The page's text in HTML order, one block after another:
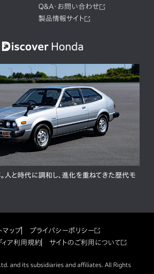
Q&A・お問い合わせ
製品情報サイト
人と時代に調和し、進化を重ねてきた歴代モ
マップ
プライバシーポリシー
ィア利用規約
サイトのご利用について
and its subsidiaries and affiliates. All Rights